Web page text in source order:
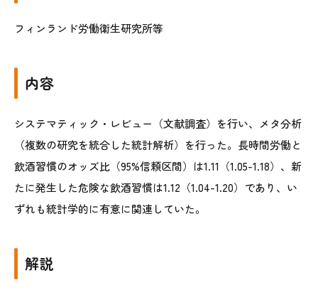
フィンランド労働衛生研究所等
内容
システマティック・レビュー（文献調査）を行い、メタ分析
（複数の研究を統合した統計解析）を行った。長時間労働と
飲酒習慣のオッズ比（95%信頼区間）は1.11（1.05-1.18）、新
たに発生した危険な飲酒習慣は1.12（1.04-1.20）であり、い
ずれも統計学的に有意に関連していた。
解説